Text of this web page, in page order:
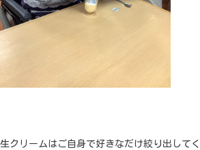
生クリームはご自身で好きなだけ絞り出して